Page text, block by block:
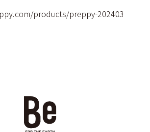
products/preppy-202403